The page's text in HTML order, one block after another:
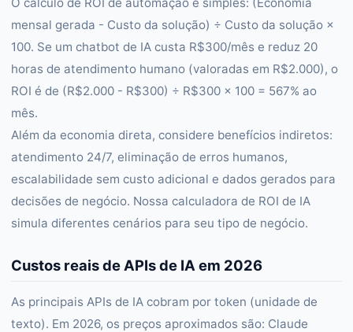
mensal gerada - Custo da solução) ÷ Custo da solução ×
100. Se um chatbot de IA custa R$300/mês e reduz 20
horas de atendimento humano (valoradas em R$2.000), o
ROI é de (R$2.000 - R$300) ÷ R$300 × 100 = 567% ao
mês.
Além da economia direta, considere benefícios indiretos:
atendimento 24/7, eliminação de erros humanos,
escalabilidade sem custo adicional e dados gerados para
decisões de negócio. Nossa calculadora de ROI de IA
simula diferentes cenários para seu tipo de negócio.
Custos reais de APIs de IA em 2026
As principais APIs de IA cobram por token (unidade de
texto). Em 2026, os preços aproximados são: Claude